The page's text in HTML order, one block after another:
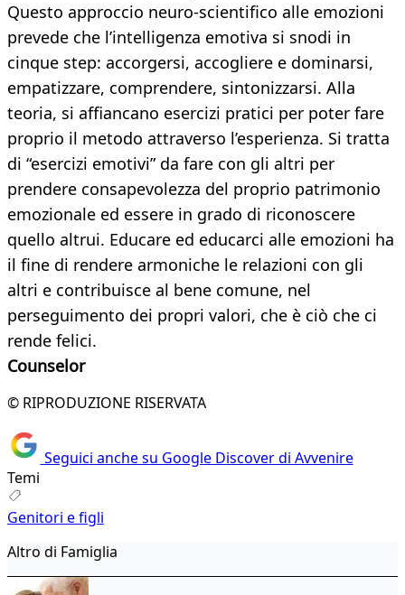
Questo approccio neuro-scientifico alle emozioni
prevede che l’intelligenza emotiva si snodi in
cinque step: accorgersi, accogliere e dominarsi,
empatizzare, comprendere, sintonizzarsi. Alla
teoria, si affiancano esercizi pratici per poter fare
proprio il metodo attraverso l’esperienza. Si tratta
di “esercizi emotivi” da fare con gli altri per
prendere consapevolezza del proprio patrimonio
emozionale ed essere in grado di riconoscere
quello altrui. Educare ed educarci alle emozioni ha
il fine di rendere armoniche le relazioni con gli
altri e contribuisce al bene comune, nel
perseguimento dei propri valori, che è ciò che ci
rende felici.
Counselor
© RIPRODUZIONE RISERVATA
Seguici anche su Google Discover di Avvenire
Temi
Genitori e figli
Altro di Famiglia